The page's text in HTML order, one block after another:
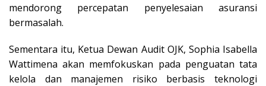
mendorong percepatan penyelesaian asuransi
bermasalah.
Sementara itu, Ketua Dewan Audit OJK, Sophia Isabella
Wattimena akan memfokuskan pada penguatan tata
kelola dan manajemen risiko berbasis teknologi